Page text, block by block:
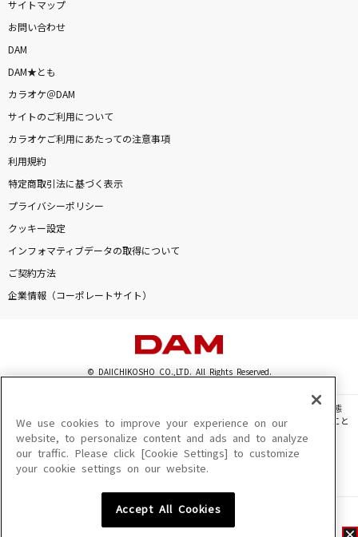
サイトマップ
お問い合わせ
DAM
DAM★とも
カラオケ＠DAM
サイトのご利用について
カラオケご利用にあたっての注意事項
利用規約
特定商取引法に基づく表示
プライバシーポリシー
クッキー設定
インフォマティブデータの取得について
ご契約方法
企業情報（コーポレートサイト）
© DAIICHIKOSHO CO.,LTD. All Rights Reserved.
このサイトに掲載されている一切の文章・画像・写真・動画・音声等を、手段や形態
を問わず、著作権法の定める範囲を超えて無断で複製、転載、ファイル化などすること
を禁じます。
楽曲及びコンテンツは、機種によりご利用いただけない場合があります。
楽曲及びコンテンツの配信日、配信内容が変更になる場合があります。
We use cookies to improve your experience on our
website, to personalize content and ads and to analyze
our traffic. Please click [Cookie Settings] to customize
your cookie settings on our website.
Accept All Cookies